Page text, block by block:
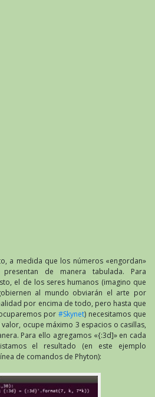
a medida que los números «engordan»
de manera tabulada. Para
el de los seres humanos (imagino que
al mundo obviarán el arte por
por encima de todo, pero hasta que
por#Skynet) necesitamos que
ocupe máximo 3 espacios o casillas,
Para ello agregamos «{:3d]» en cada
el resultado (en este ejemplo
de comandos de Phyton):